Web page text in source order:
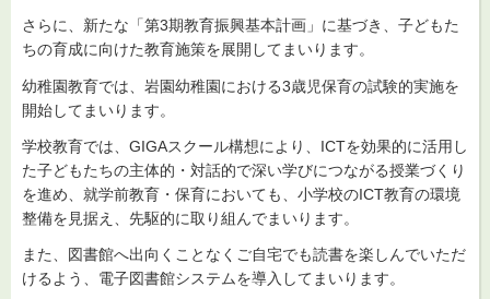
さらに、新たな「第3期教育振興基本計画」に基づき、子どもた
ちの育成に向けた教育施策を展開してまいります。
幼稚園教育では、岩園幼稚園における3歳児保育の試験的実施を
開始してまいります。
学校教育では、GIGAスクール構想により、ICTを効果的に活用し
た子どもたちの主体的・対話的で深い学びにつながる授業づくり
を進め、就学前教育・保育においても、小学校のICT教育の環境
整備を見据え、先駆的に取り組んでまいります。
また、図書館へ出向くことなくご自宅でも読書を楽しんでいただ
けるよう、電子図書館システムを導入してまいります。